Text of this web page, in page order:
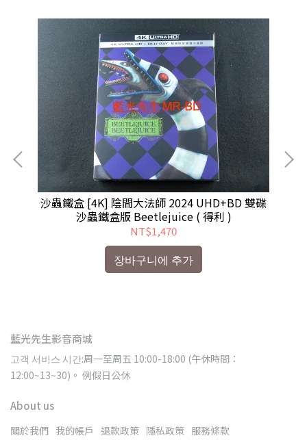
沙蟲鐵盒 [4K] 陰間大法師 2024 UHD+BD 雙碟
沙蟲鐵盒版 Beetlejuice ( 得利 )
NT$1,470
장바구니에 추가
藍光先生影音商城
고객 서비스 시간:周一至周五 10:00-18:00 (午休時間：
12:00~13~30)。 例假日公休
About us
關於我們 我的帳戶 退款政策 隱私政策 服務條款